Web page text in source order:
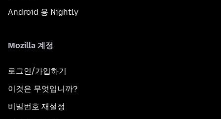
Android 용 Nightly
Mozilla 계정
로그인/가입하기
이것은 무엇입니까?
비밀번호 재설정